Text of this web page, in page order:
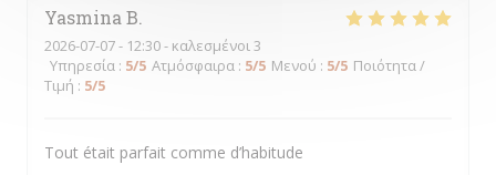
Yasmina B
2026-07-07- 12:30 - καλεσμένοι 3
Υπηρεσία : 5/5 Ατμόσφαιρα : 5/5 Μενού : 5/5 Ποιότητα /
Τιμή : 5/5
Tout était parfait comme d’habitude